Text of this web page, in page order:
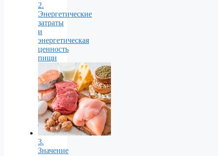
2.
Энергетические
затраты
и
энергетическая
ценность
пищи
3.
Значение